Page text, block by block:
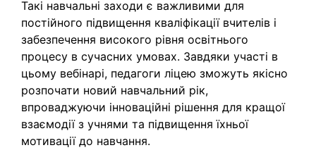
Такі навчальні заходи є важливими для
постійного підвищення кваліфікації вчителів і
забезпечення високого рівня освітнього
процесу в сучасних умовах. Завдяки участі в
цьому вебінарі, педагоги ліцею зможуть якісно
розпочати новий навчальний рік,
впроваджуючи інноваційні рішення для кращої
взаємодії з учнями та підвищення їхньої
мотивації до навчання.